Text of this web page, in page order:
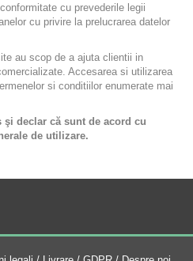
cu prevederile legii
cu privire la prelucrarea datelor
au scop de a ajuta clientii in
Accesarea si utilizarea
si conditiilor enumerate mai
declar că sunt de acord cu
de utilizare.